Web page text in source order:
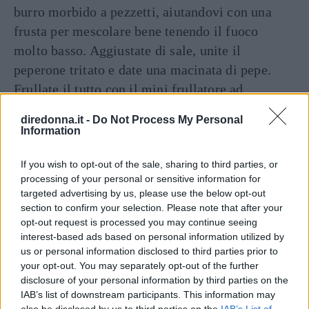
diredonna.it - Do Not Process My Personal
Information
If you wish to opt-out of the sale, sharing to third parties, or
processing of your personal or sensitive information for
targeted advertising by us, please use the below opt-out
section to confirm your selection. Please note that after your
opt-out request is processed you may continue seeing
interest-based ads based on personal information utilized by
us or personal information disclosed to third parties prior to
your opt-out. You may separately opt-out of the further
disclosure of your personal information by third parties on the
IAB’s list of downstream participants. This information may
burro morbido a pezzetti, aiutandovi con una
frusta per mescolare bene tenendo il fuoco
molto basso. Aggiustate di sale, unite il
peperone tritato e date una macinata di pepe.
Frullate il tutto con il mini frullatore ad
Aprite le capesante, lavate molto bene le noci
sottili e disponetele sulle gallette di pasta
sfoglia, spennellate con il burro fuso, aggiustate
di sale e di pepe, se serve, e passatele sotto il
grill del forno per due o tre minuti.
Disponete le gallette sui piatti di portata,
decorate con striscioline di peperone e
prezzemolo tritato e servite con la salsa calda in
una salsiera.